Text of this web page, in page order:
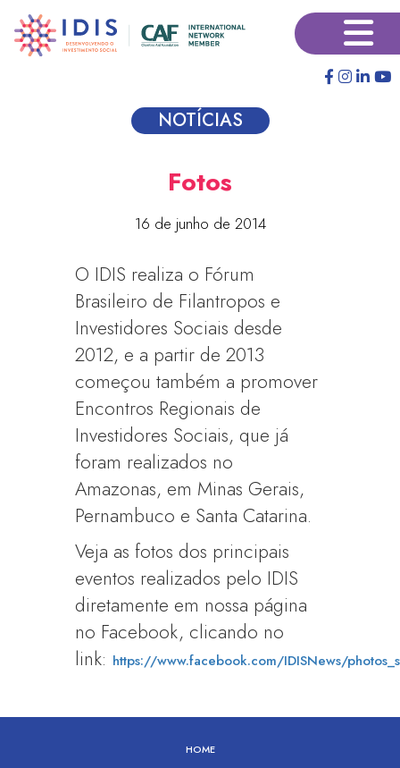
para
NOTÍCIAS
Fotos
16 de junho de 2014
O IDIS realiza o Fórum
Brasileiro de Filantropos e
Investidores Sociais desde
2012, e a partir de 2013
começou também a promover
Encontros Regionais de
Investidores Sociais, que já
foram realizados no
Amazonas, em Minas Gerais,
Pernambuco e Santa Catarina.
Veja as fotos dos principais
eventos realizados pelo IDIS
diretamente em nossa página
no Facebook, clicando no
link: https://www.facebook.com/IDISNews/
HOME